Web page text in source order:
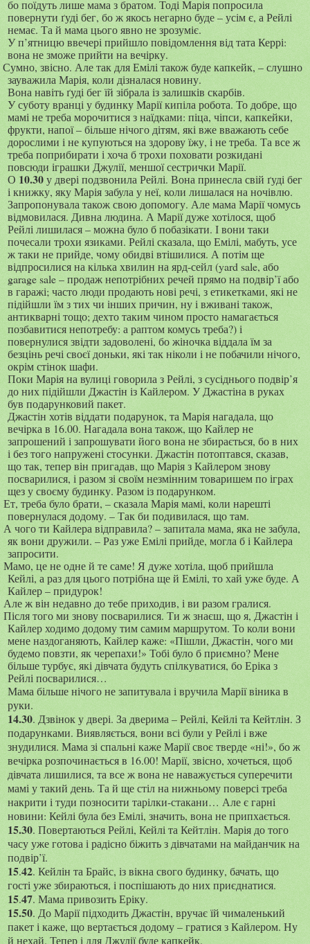
бо поїдуть лише мама з братом. Тоді Марія попросила
повернути ґуді бег, бо ж якось негарно буде – усім є, а Рейлі
немає. Та й мама цього явно не зрозуміє.
У п’ятницю ввечері прийшло повідомлення від тата Керрі:
вона не зможе прийти на вечірку.
Сумно, звісно. Але так для Емілі також буде капкейк, – слушно
зауважила Марія, коли дізналася новину.
Вона навіть ґуді бег їй зібрала із залишків скарбів.
У суботу вранці у будинку Марії кипіла робота. То добре, що
мамі не треба морочитися з наїдками: піца, чіпси, капкейки,
фрукти, напої – більше нічого дітям, які вже вважають себе
дорослими і не купуються на здорову їжу, і не треба. Та все ж
треба поприбирати і хоча б трохи поховати розкидані
повсюди іграшки Джулії, меншої сестрички Марії.
О 10.30у двері подзвонила Рейлі. Вона принесла свій ґуді бег
і книжку, яку Марія забула у неї, коли лишалася на ночівлю.
Запропонувала також свою допомогу. Але мама Марії чомусь
відмовилася. Дивна людина. А Марії дуже хотілося, щоб
Рейлі лишилася – можна було б побазікати. І вони таки
почесали трохи язиками. Рейлі сказала, що Емілі, мабуть, усе
ж таки не прийде, чому обидві втішилися. А потім ще
відпросилися на кілька хвилин на ярд-сейл (yard sale, або
garage sale– продаж непотрібних речей прямо на подвір’ї або
в гаражі; часто люди продають нові речі, з етикетками, які не
підійшли їм з тих чи інших причин, ну і вживані також,
антикварні тощо; дехто таким чином просто намагається
позбавитися непотребу: а раптом комусь треба?) і
повернулися звідти задоволені, бо жіночка віддала їм за
безцінь речі своєї доньки, які так ніколи і не побачили нічого,
окрім стінок шафи.
Поки Марія на вулиці говорила з Рейлі, з сусіднього подвір’я
до них підійшли Джастін із Кайлером. У Джастіна в руках
був подарунковий пакет.
Джастін хотів віддати подарунок, та Марія нагадала, що
вечірка в 16.00. Нагадала вона також, що Кайлер не
запрошений і запрошувати його вона не збирається, бо в них
і без того напружені стосунки. Джастін потоптався, сказав,
що так, тепер він пригадав, що Марія з Кайлером знову
посварилися, і разом зі своїм незмінним товаришем по іграх
щез у своєму будинку. Разом із подарунком.
Ет, треба було брати, – сказала Марія мамі, коли нарешті
повернулася додому. – Так би подивилася, що там.
А чого ти Кайлера відправила? – запитала мама, яка не забула,
як вони дружили. – Раз уже Емілі прийде, могла б і Кайлера
запросити.
Мамо, це не одне й те саме! Я дуже хотіла, щоб прийшла
Кейлі, а раз для цього потрібна ще й Емілі, то хай уже буде. А
Кайлер – придурок!
Але ж він недавно до тебе приходив, і ви разом гралися.
Після того ми знову посварилися. Ти ж знаєш, що я, Джастін і
Кайлер ходимо додому тим самим маршрутом. То коли вони
мене наздоганяють, Кайлер каже: «Пішли, Джастін, чого ми
будемо повзти, як черепахи!» Тобі було б приємно? Мене
більше турбує, які дівчата будуть спілкуватися, бо Еріка з
Рейлі посварилися…
Мама більше нічого не запитувала і вручила Марії віника в
руки.
14.30. Дзвінок у двері. За дверима – Рейлі, Кейлі та Кейтлін. З
подарунками. Виявляється, вони всі були у Рейлі і вже
знудилися. Мама зі спальні каже Марії своє тверде «ні!», бо ж
вечірка розпочинається в 16.00! Марії, звісно, хочеться, щоб
дівчата лишилися, та все ж вона не наважується суперечити
мамі у такий день. Та й ще стіл на нижньому поверсі треба
накрити і туди позносити тарілки-стакани… Але є гарні
новини: Кейлі була без Емілі, значить, вона не припхається.
15.30. Повертаються Рейлі, Кейлі та Кейтлін. Марія до того
часу уже готова і радісно біжить з дівчатами на майданчик на
подвір’ї.
15.42. Кейлін та Брайс, із вікна свого будинку, бачать, що
гості уже збираються, і поспішають до них приєднатися.
15.47. Мама привозить Еріку.
15.50. До Марії підходить Джастін, вручає їй чималенький
пакет і каже, що вертається додому – гратися з Кайлером. Ну
й нехай. Тепер і для Джулії буде капкейк.